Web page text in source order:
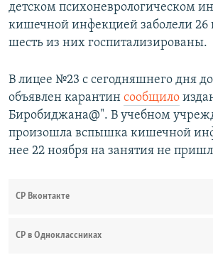
детском психоневрологическом
кишечной инфекцией заболели 26
шесть из них госпитализированы.
В лицее №23 с сегодняшнего дня
объявлен карантин сообщило
Биробиджана@". В учебном
произошла вспышка кишечной
нее 22 ноября на занятия не
СР Вконтакте
СР в Одноклассниках